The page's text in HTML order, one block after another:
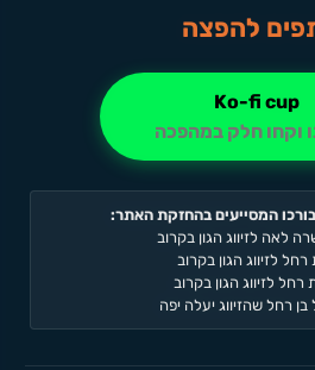
להפצה
וקחו חלק במהפכה
המסייעים בהחזקת האתר:
לאה לזיווג הגון בקרוב
לזיווג הגון בקרוב
רחל לזיווג הגון בקרוב
בן רחל שהזיווג יעלה יפה